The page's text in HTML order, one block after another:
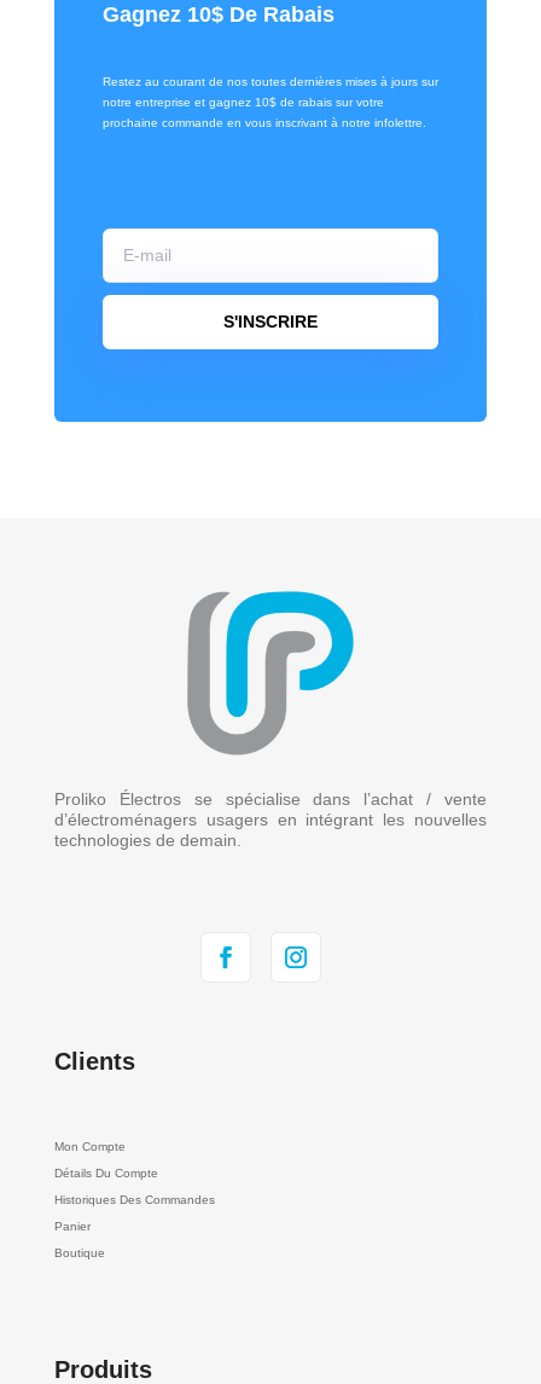
Gagnez 10$ De Rabais
Restez au courant de nos toutes dernières mises à jours sur
notre entreprise et gagnez 10$ de rabais sur votre
prochaine commande en vous inscrivant à notre infolettre.
S'INSCRIRE
Proliko Électros se spécialise dans l’achat / vente
d’électroménagers usagers en intégrant les nouvelles
technologies de demain.
Clients
Mon Compte
Détails Du Compte
Historiques Des Commandes
Panier
Boutique
Produits